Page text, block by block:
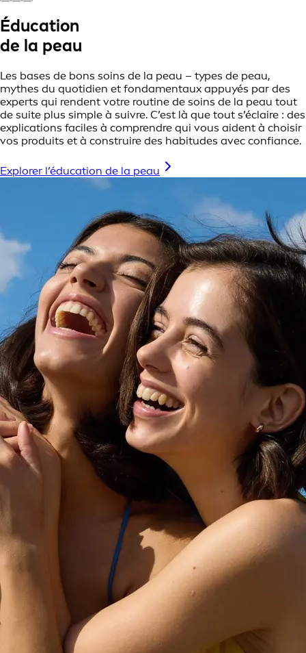
Éducation
de la peau
Les bases de bons soins de la peau – types de peau,
mythes du quotidien et fondamentaux appuyés par des
experts qui rendent votre routine de soins de la peau tout
de suite plus simple à suivre. C’est là que tout s’éclaire : des
explications faciles à comprendre qui vous aident à choisir
vos produits et à construire des habitudes avec confiance.
Explorer l’éducation de la peau